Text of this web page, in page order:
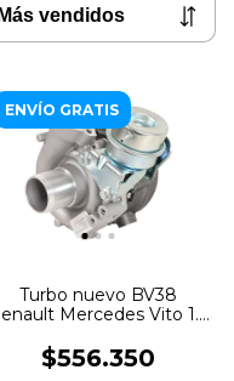
ENVÍO GRATIS
Turbo nuevo BV38
Mercedes Vito 1.6
$556.350